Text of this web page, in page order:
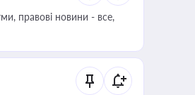
правові новини - все,